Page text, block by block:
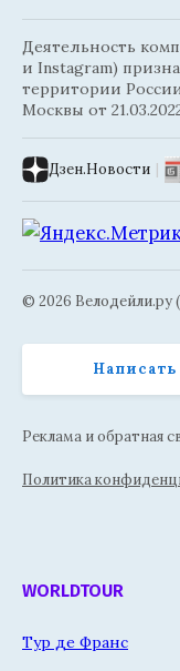
Деятельность
и Instagram)
территории
Москвы от
Дзен.Новости |
© 2026 Велодейли.ру
Реклама и обратная
Политика
WORLDTOUR
Тур де Франс